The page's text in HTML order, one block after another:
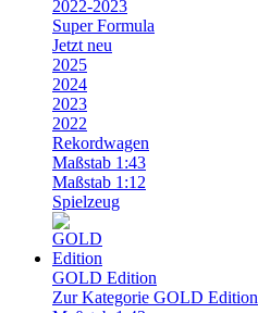
2022-2023
Super Formula
Jetzt neu
2025
2024
2023
2022
Rekordwagen
Maßstab 1:43
Maßstab 1:12
Spielzeug
GOLD Edition
Zur Kategorie GOLD Edition